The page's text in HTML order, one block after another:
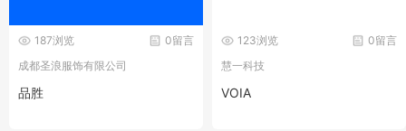
0留言
187浏览
成都圣浪服饰有限公司
品胜
0留言
123浏览
慧一科技
VOIA